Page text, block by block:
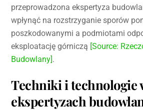
przeprowadzona ekspertyza
wpłynąć na rozstrzyganie sporów
poszkodowanymi a podmiotami
eksploatację górniczą [Source:
Budowlany].
Techniki i technologie
ekspertyzach